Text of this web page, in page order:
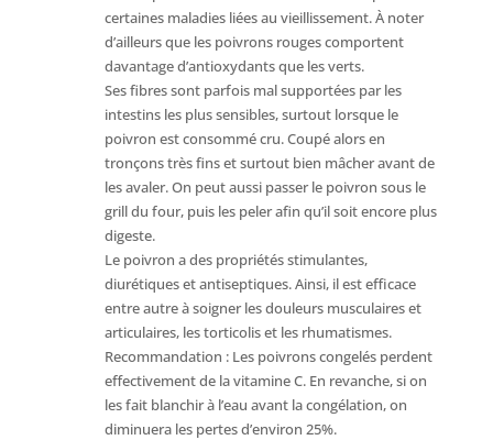
certaines maladies liées au vieillissement. À noter
d’ailleurs que les poivrons rouges comportent
davantage d’antioxydants que les verts.
Ses fibres sont parfois mal supportées par les
intestins les plus sensibles, surtout lorsque le
poivron est consommé cru. Coupé alors en
tronçons très fins et surtout bien mâcher avant de
les avaler. On peut aussi passer le poivron sous le
grill du four, puis les peler afin qu’il soit encore plus
digeste.
Le poivron a des propriétés stimulantes,
diurétiques et antiseptiques. Ainsi, il est efficace
entre autre à soigner les douleurs musculaires et
articulaires, les torticolis et les rhumatismes.
Recommandation : Les poivrons congelés perdent
effectivement de la vitamine C. En revanche, si on
les fait blanchir à l’eau avant la congélation, on
diminuera les pertes d’environ 25%.